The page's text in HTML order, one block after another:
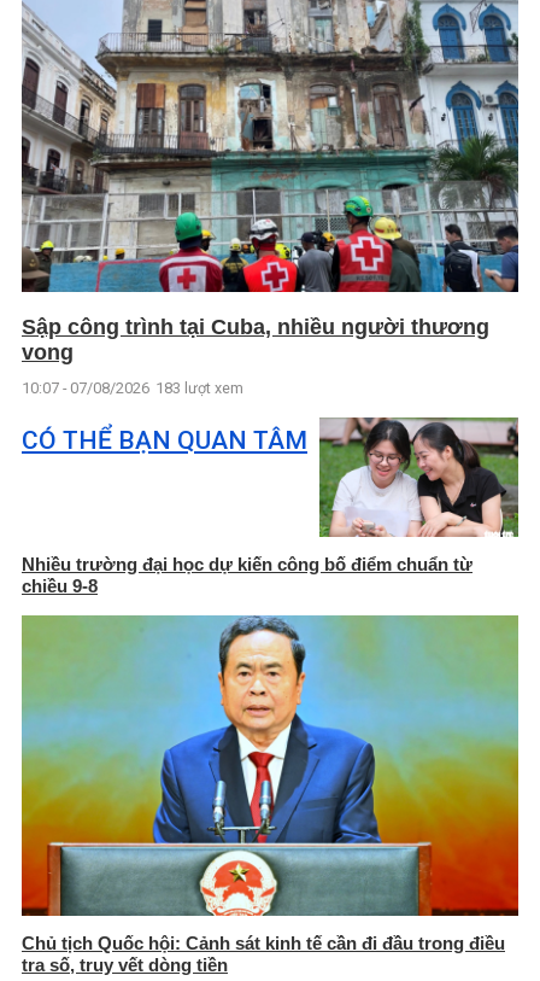
Sập công trình tại Cuba, nhiều người thương
vong
10:07 - 07/08/2026 183 lượt xem
CÓ THỂ BẠN QUAN TÂM
Nhiều trường đại học dự kiến công bố điểm chuẩn từ
chiều 9-8
Chủ tịch Quốc hội: Cảnh sát kinh tế cần đi đầu trong điều
tra số, truy vết dòng tiền